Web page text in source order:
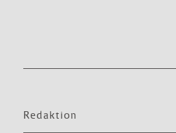
Redaktion